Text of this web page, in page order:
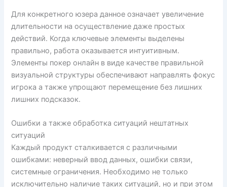
Для конкретного юзера данное означает увеличение
длительности на осуществление даже простых
действий. Когда ключевые элементы выделены
правильно, работа оказывается интуитивным.
Элементы покер онлайн в виде качестве правильной
визуальной структуры обеспечивают направлять фокус
игрока а также упрощают перемещение без лишних
лишних подсказок.
Ошибки а также обработка ситуаций нештатных
ситуаций
Каждый продукт сталкивается с различными
ошибками: неверный ввод данных, ошибки связи,
системные ограничения. Необходимо не только
исключительно наличие таких ситуаций, но и при этом